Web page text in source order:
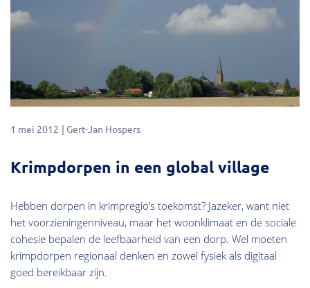
1 mei 2012 Gert-Jan Hospers
Krimpdorpen in een global village
Hebben dorpen in krimpregio’s toekomst? Jazeker, want niet
het voorzieningenniveau, maar het woonklimaat en de sociale
cohesie bepalen de leefbaarheid van een dorp. Wel moeten
krimpdorpen regionaal denken en zowel fysiek als digitaal
goed bereikbaar zijn.